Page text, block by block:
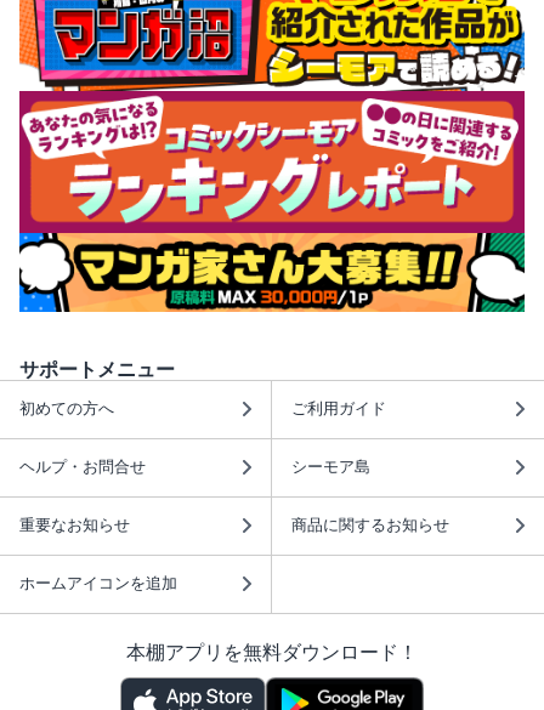
サポートメニュー
初めての方へ ご利用ガイド
ヘルプ・お問合せ シーモア島
重要なお知らせ 商品に関するお知らせ
ホームアイコンを追加
本棚アプリを無料ダウンロード！